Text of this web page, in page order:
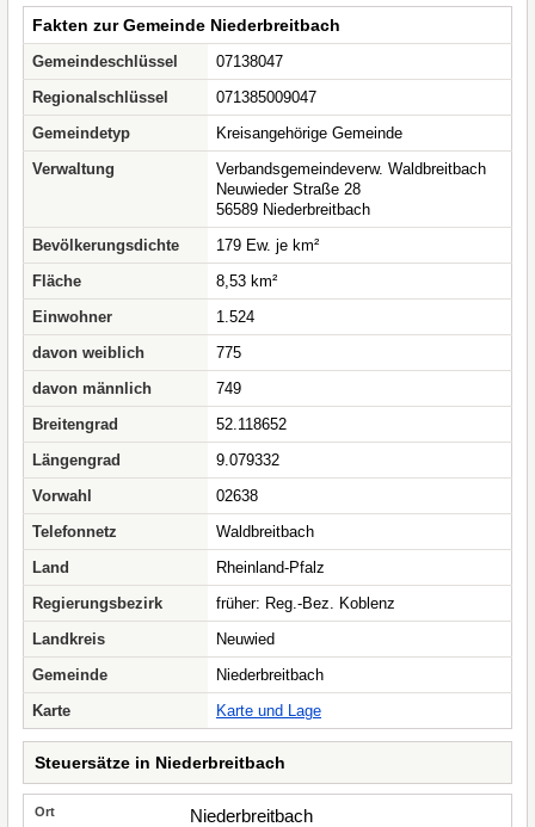
Fakten zur Gemeinde Niederbreitbach
Gemeindeschlüssel
07138047
Regionalschlüssel
071385009047
Gemeindetyp
Kreisangehörige Gemeinde
Verwaltung
Verbandsgemeindeverw. Waldbreitbach
Neuwieder Straße 28
56589 Niederbreitbach
Bevölkerungsdichte
179 Ew. je km²
Fläche
8,53 km²
Einwohner
1.524
davon weiblich
775
davon männlich
749
Breitengrad
52.118652
Längengrad
9.079332
Vorwahl
02638
Telefonnetz
Waldbreitbach
Land
Rheinland-Pfalz
Regierungsbezirk
früher: Reg.-Bez. Koblenz
Landkreis
Neuwied
Gemeinde
Niederbreitbach
Karte
Karte und Lage
Steuersätze in Niederbreitbach
Niederbreitbach